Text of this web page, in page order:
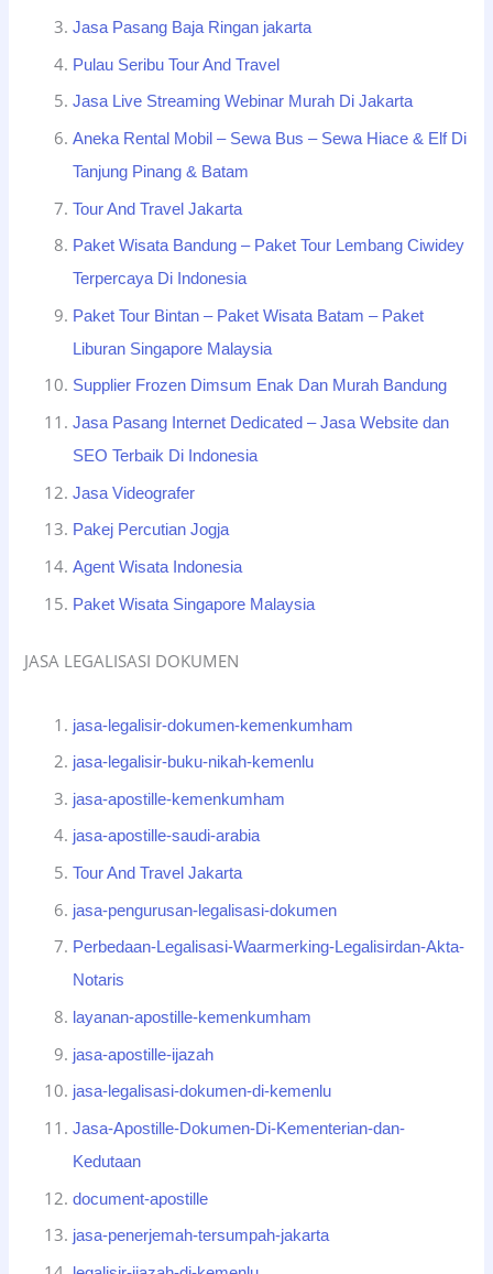
Jasa Pasang Baja Ringan jakarta
Pulau Seribu Tour And Travel
Jasa Live Streaming Webinar Murah Di Jakarta
Aneka Rental Mobil – Sewa Bus – Sewa Hiace & Elf Di
Tanjung Pinang & Batam
Tour And Travel Jakarta
Paket Wisata Bandung – Paket Tour Lembang Ciwidey
Terpercaya Di Indonesia
Paket Tour Bintan – Paket Wisata Batam – Paket
Liburan Singapore Malaysia
Supplier Frozen Dimsum Enak Dan Murah Bandung
Jasa Pasang Internet Dedicated – Jasa Website dan
SEO Terbaik Di Indonesia
Jasa Videografer
Pakej Percutian Jogja
Agent Wisata Indonesia
Paket Wisata Singapore Malaysia
JASA LEGALISASI DOKUMEN
jasa-legalisir-dokumen-kemenkumham
jasa-legalisir-buku-nikah-kemenlu
jasa-apostille-kemenkumham
jasa-apostille-saudi-arabia
Tour And Travel Jakarta
jasa-pengurusan-legalisasi-dokumen
Perbedaan-Legalisasi-Waarmerking-Legalisirdan-Akta-
Notaris
layanan-apostille-kemenkumham
jasa-apostille-ijazah
jasa-legalisasi-dokumen-di-kemenlu
Jasa-Apostille-Dokumen-Di-Kementerian-dan-
Kedutaan
document-apostille
jasa-penerjemah-tersumpah-jakarta